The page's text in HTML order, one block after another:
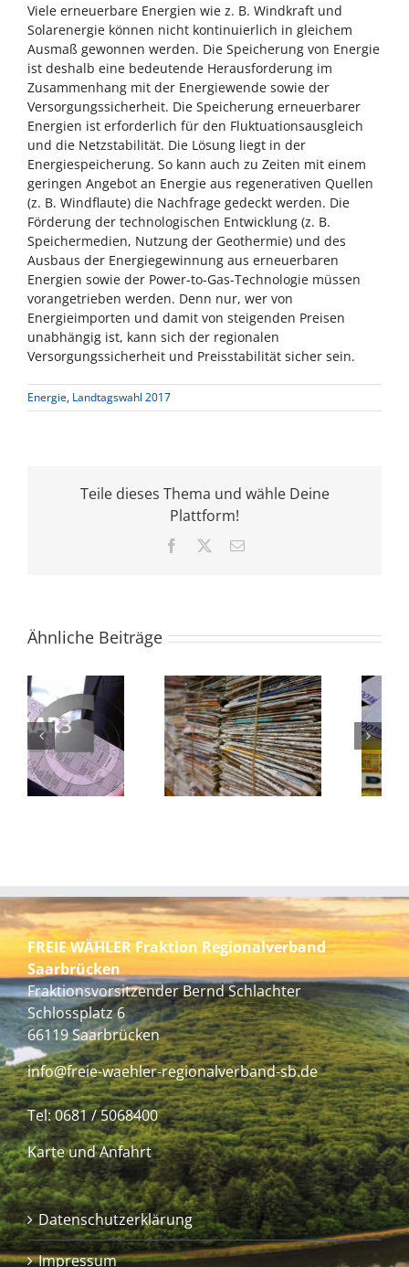
Viele erneuerbare Energien wie z. B. Windkraft und
Solarenergie können nicht kontinuierlich in gleichem
Ausmaß gewonnen werden. Die Speicherung von Energie
ist deshalb eine bedeutende Herausforderung im
Zusammenhang mit der Energiewende sowie der
Versorgungssicherheit. Die Speicherung erneuerbarer
Energien ist erforderlich für den Fluktuationsausgleich
und die Netzstabilität. Die Lösung liegt in der
Energiespeicherung. So kann auch zu Zeiten mit einem
geringen Angebot an Energie aus regenerativen Quellen
(z. B. Windflaute) die Nachfrage gedeckt werden. Die
Förderung der technologischen Entwicklung (z. B.
Speichermedien, Nutzung der Geothermie) und des
Ausbaus der Energiegewinnung aus erneuerbaren
Energien sowie der Power-to-Gas-Technologie müssen
vorangetrieben werden. Denn nur, wer von
Energieimporten und damit von steigenden Preisen
unabhängig ist, kann sich der regionalen
Versorgungssicherheit und Preisstabilität sicher sein.
Energie, Landtagswahl 2017
Teile dieses Thema und wähle Deine
Plattform!
Facebook
E-
Ähnliche Beiträge
Vielen Dank für
Ihre Stimme!
GEHT WÄHLEN –
Für eine
gerechtere
Gesellschaft!
FREIE WÄHLER Fraktion Regionalverband
Saarbrücken
Fraktionsvorsitzender Bernd Schlachter
Schlossplatz 6
66119 Saarbrücken
info@freie-waehler-regionalverband-sb.de
Tel:0681 / 5068400
Karte und Anfahrt
Datenschutzerklärung
Impressum